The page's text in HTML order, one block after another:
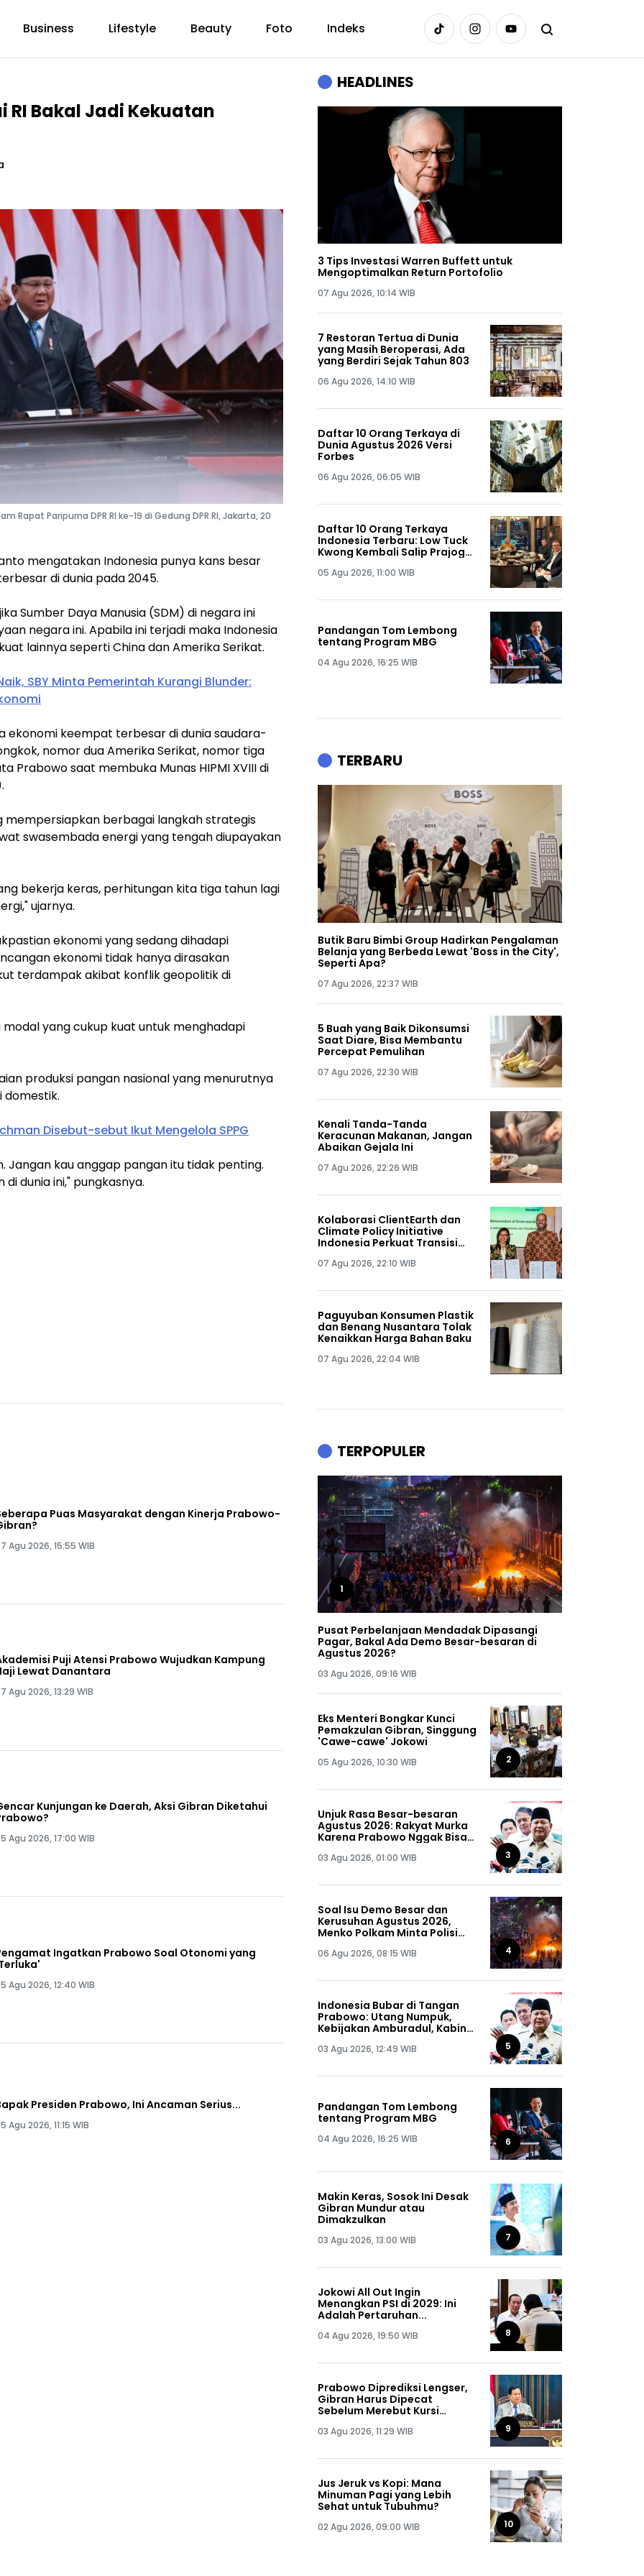
Business Lifestyle Beauty Foto Indeks
RI Bakal Jadi Kekuatan
Paripurna DPR RI ke-19 di Gedung DPR RI, Jakarta, 20
mengatakan Indonesia punya kans besar
di dunia pada 2045.
Sumber Daya Manusia (SDM) di negara ini
negara ini. Apabila ini terjadi maka Indonesia
lainnya seperti China dan Amerika Serikat.
SBY Minta Pemerintah Kurangi Blunder:
ekonomi keempat terbesar di dunia saudara-
nomor dua Amerika Serikat, nomor tiga
Prabowo saat membuka Munas HIPMI XVIII di
mempersiapkan berbagai langkah strategis
swasembada energi yang tengah diupayakan
bekerja keras, perhitungan kita tiga tahun lagi
ujarnya.
ekonomi yang sedang dihadapi
ekonomi tidak hanya dirasakan
terdampak akibat konflik geopolitik di
yang cukup kuat untuk menghadapi
produksi pangan nasional yang menurutnya
Disebut-sebut Ikut Mengelola SPPG
Jangan kau anggap pangan itu tidak penting.
dunia ini," pungkasnya.
Puas Masyarakat dengan Kinerja Prabowo-
Agu 2026, 15:55 WIB
Puji Atensi Prabowo Wujudkan Kampung
Lewat Danantara
Agu 2026, 13:29 WIB
Kunjungan ke Daerah, Aksi Gibran Diketahui
Agu 2026, 17:00 WIB
Ingatkan Prabowo Soal Otonomi yang
Agu 2026, 12:40 WIB
Presiden Prabowo, Ini Ancaman Serius...
Agu 2026, 11:15 WIB
HEADLINES
3 Tips Investasi Warren Buffett untuk
Mengoptimalkan Return Portofolio
07 Agu 2026, 10:14 WIB
7 Restoran Tertua di Dunia
yang Masih Beroperasi, Ada
yang Berdiri Sejak Tahun 803
06 Agu 2026, 14:10 WIB
Daftar 10 Orang Terkaya di
Dunia Agustus 2026 Versi
Forbes
06 Agu 2026, 06:05 WIB
Daftar 10 Orang Terkaya
Indonesia Terbaru: Low Tuck
Kwong Kembali Salip Prajogo
05 Agu 2026, 11:00 WIB
Pandangan Tom Lembong
tentang Program MBG
04 Agu 2026, 16:25 WIB
TERBARU
Butik Baru Bimbi Group Hadirkan Pengalaman
Belanja yang Berbeda Lewat 'Boss in the City',
Seperti Apa?
07 Agu 2026, 22:37 WIB
5 Buah yang Baik Dikonsumsi
Saat Diare, Bisa Membantu
Percepat Pemulihan
07 Agu 2026, 22:30 WIB
Kenali Tanda-Tanda
Keracunan Makanan, Jangan
Abaikan Gejala Ini
07 Agu 2026, 22:26 WIB
Kolaborasi ClientEarth dan
Climate Policy Initiative
Indonesia Perkuat Transisi
Air
07 Agu 2026, 22:10 WIB
Paguyuban Konsumen Plastik
dan Benang Nusantara Tolak
Kenaikkan Harga Bahan Baku
07 Agu 2026, 22:04 WIB
TERPOPULER
1
Pusat Perbelanjaan Mendadak Dipasangi
Pagar, Bakal Ada Demo Besar-besaran di
Agustus 2026?
03 Agu 2026, 09:16 WIB
Eks Menteri Bongkar Kunci
Pemakzulan Gibran, Singgung
'Cawe-cawe' Jokowi
05 Agu 2026, 10:30 WIB 2
Unjuk Rasa Besar-besaran
Agustus 2026: Rakyat Murka
Karena Prabowo Nggak Bisa
03 Agu 2026, 01:00 WIB 3
Soal Isu Demo Besar dan
Kerusuhan Agustus 2026,
Menko Polkam Minta Polisi
Dapat, Siap-siap!
06 Agu 2026, 08:15 WIB 4
Indonesia Bubar di Tangan
Prabowo: Utang Numpuk,
Kebijakan Amburadul, Kabinet
Semua!
03 Agu 2026, 12:49 WIB 5
Pandangan Tom Lembong
tentang Program MBG
04 Agu 2026, 16:25 WIB 6
Makin Keras, Sosok Ini Desak
Gibran Mundur atau
Dimakzulkan
03 Agu 2026, 13:00 WIB 7
Jokowi All Out Ingin
Menangkan PSI di 2029: Ini
Adalah Pertaruhan...
04 Agu 2026, 19:50 WIB 8
Prabowo Diprediksi Lengser,
Gibran Harus Dipecat
Sebelum Merebut Kursi
03 Agu 2026, 11:29 WIB 9
Jus Jeruk vs Kopi: Mana
Minuman Pagi yang Lebih
Sehat untuk Tubuhmu?
02 Agu 2026, 09:00 WIB 10